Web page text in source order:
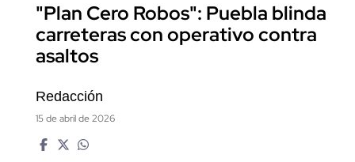
"Plan Cero Robos": Puebla blinda
carreteras con operativo contra
asaltos
Redacción
15 de abril de 2026